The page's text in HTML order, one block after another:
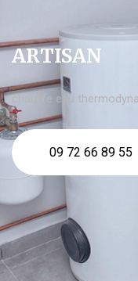
ARTISAN
chauffe eau
09 72 66 89 55